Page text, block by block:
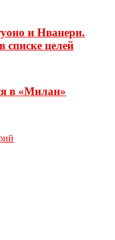
и Нванери.
списке целей
в «Милан»